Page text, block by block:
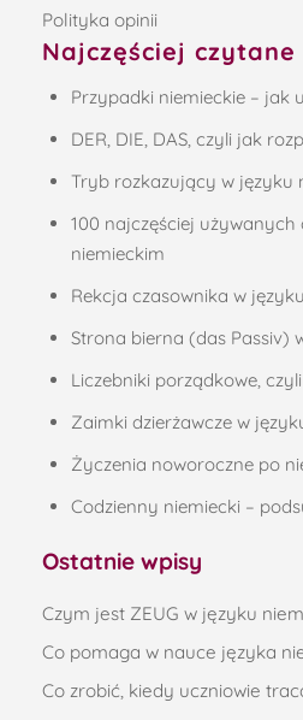
Polityka opinii
Najczęściej czytane
Przypadki niemieckie – jak
DER, DIE, DAS, czyli jak
Tryb rozkazujący w języku
100 najczęściej używanych
niemieckim
Rekcja czasownika w
Strona bierna (das Passiv)
Liczebniki porządkowe,
Zaimki dzierżawcze w
Życzenia noworoczne po
Codzienny niemiecki –
Ostatnie wpisy
Czym jest ZEUG w języku
Co pomaga w nauce języka
Co zrobić, kiedy uczniowie